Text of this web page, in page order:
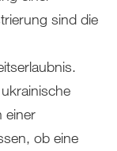
sind die
einer
ob eine